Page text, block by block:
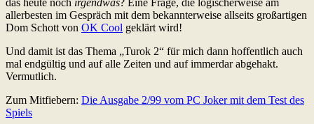
allerbesten im Gespräch mit dem bekannterweise allseits großartigen
Dom Schott von OK Cool geklärt wird!
Und damit ist das Thema „Turok 2“ für mich dann hoffentlich auch
mal endgültig und auf alle Zeiten und auf immerdar abgehakt.
Vermutlich.
Zum Mitfiebern: Die Ausgabe 2/99 vom PC Joker mit dem Test des
Spiels